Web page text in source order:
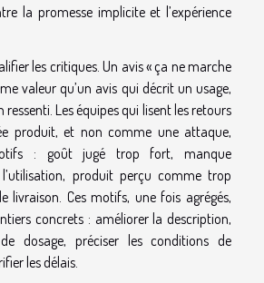
la promesse implicite et l’expérience
les critiques. Un avis « ça ne marche
valeur qu’un avis qui décrit un usage,
Les équipes qui lisent les retours
produit, et non comme une attaque,
: goût jugé trop fort, manque
produit perçu comme trop
livraison. Ces motifs, une fois agrégés,
concrets : améliorer la description,
dosage, préciser les conditions de
les délais.